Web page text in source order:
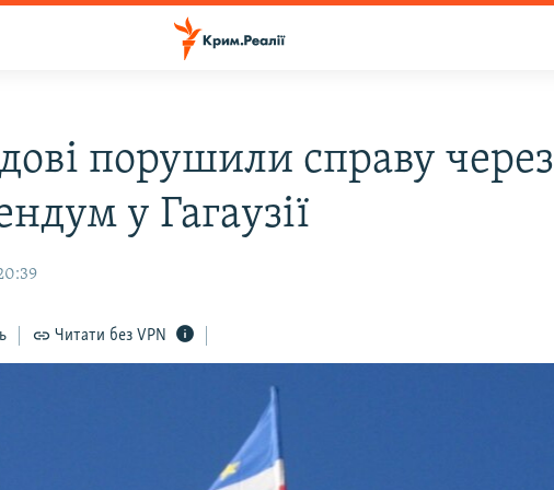
порушили справу через
у Гагаузії
Читати без VPN